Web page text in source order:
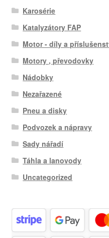
Karosérie
Katalyzátory FAP
Motor - díly a
Motory , převodovky
Nádobky
Nezařazené
Pneu a disky
Podvozek a nápravy
Sady nářadí
Táhla a lanovody
Uncategorized